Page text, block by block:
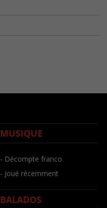
MUSIQUE
- Décompte franco
- Joué récemment
BALADOS